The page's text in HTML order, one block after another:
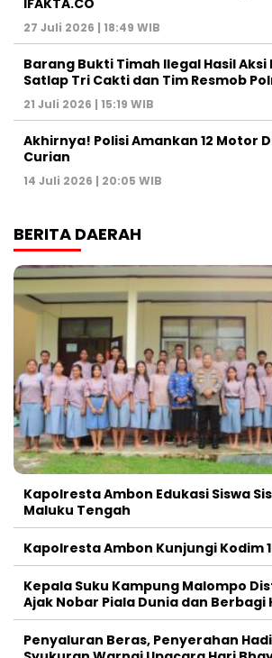
27 Juli 2026 | 18:49 WIB
Barang Bukti Timah Ilegal Hasil
Satlap Tri Cakti dan Tim Resmob
21 Juli 2026 | 15:19 WIB
Akhirnya! Polisi Amankan 12 Motor
Curian
14 Juli 2026 | 20:05 WIB
BERITA DAERAH
Kapolresta Ambon Edukasi Siswa
Maluku Tengah
Kapolresta Ambon Kunjungi Kodim
Kepala Suku Kampung Malompo
Ajak Nobar Piala Dunia dan Berbagi
Penyaluran Beras, Penyerahan